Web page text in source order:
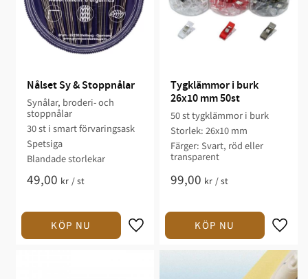
Nålset Sy & Stoppnålar
Synålar, broderi- och
stoppnålar
30 st i smart förvaringsask
Spetsiga
Blandade storlekar
49,00 kr /st
Tygklämmor i burk
26x10 mm 50st
50 st tygklämmor i burk
Storlek: 26x10 mm
Färger: Svart, röd eller
transparent
99,00 kr /st